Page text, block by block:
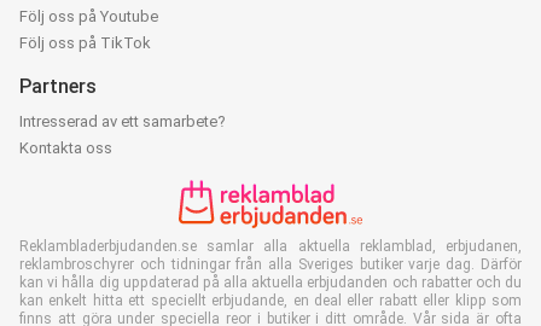
Följ oss på Youtube
Följ oss på TikTok
Partners
Intresserad av ett samarbete?
Kontakta oss
Reklambladerbjudanden.se samlar alla aktuella reklamblad, erbjudanen,
reklambroschyrer och tidningar från alla Sveriges butiker varje dag. Därför
kan vi hålla dig uppdaterad på alla aktuella erbjudanden och rabatter och du
kan enkelt hitta ett speciellt erbjudande, en deal eller rabatt eller klipp som
finns att göra under speciella reor i butiker i ditt område. Vår sida är ofta